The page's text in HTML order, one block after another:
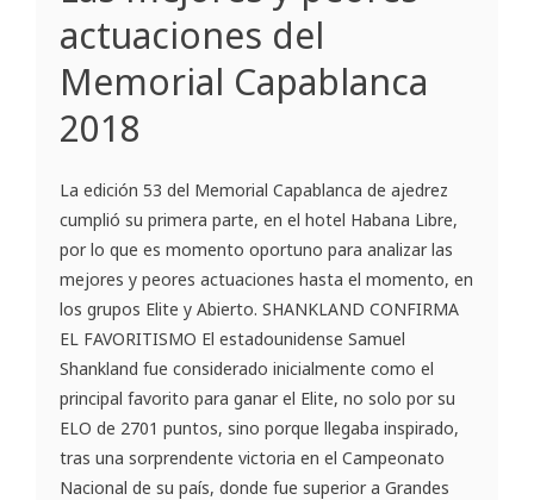
actuaciones del
Memorial Capablanca
2018
La edición 53 del Memorial Capablanca de ajedrez
cumplió su primera parte, en el hotel Habana Libre,
por lo que es momento oportuno para analizar las
mejores y peores actuaciones hasta el momento, en
los grupos Elite y Abierto. SHANKLAND CONFIRMA
EL FAVORITISMO El estadounidense Samuel
Shankland fue considerado inicialmente como el
principal favorito para ganar el Elite, no solo por su
ELO de 2701 puntos, sino porque llegaba inspirado,
tras una sorprendente victoria en el Campeonato
Nacional de su país, donde fue superior a Grandes